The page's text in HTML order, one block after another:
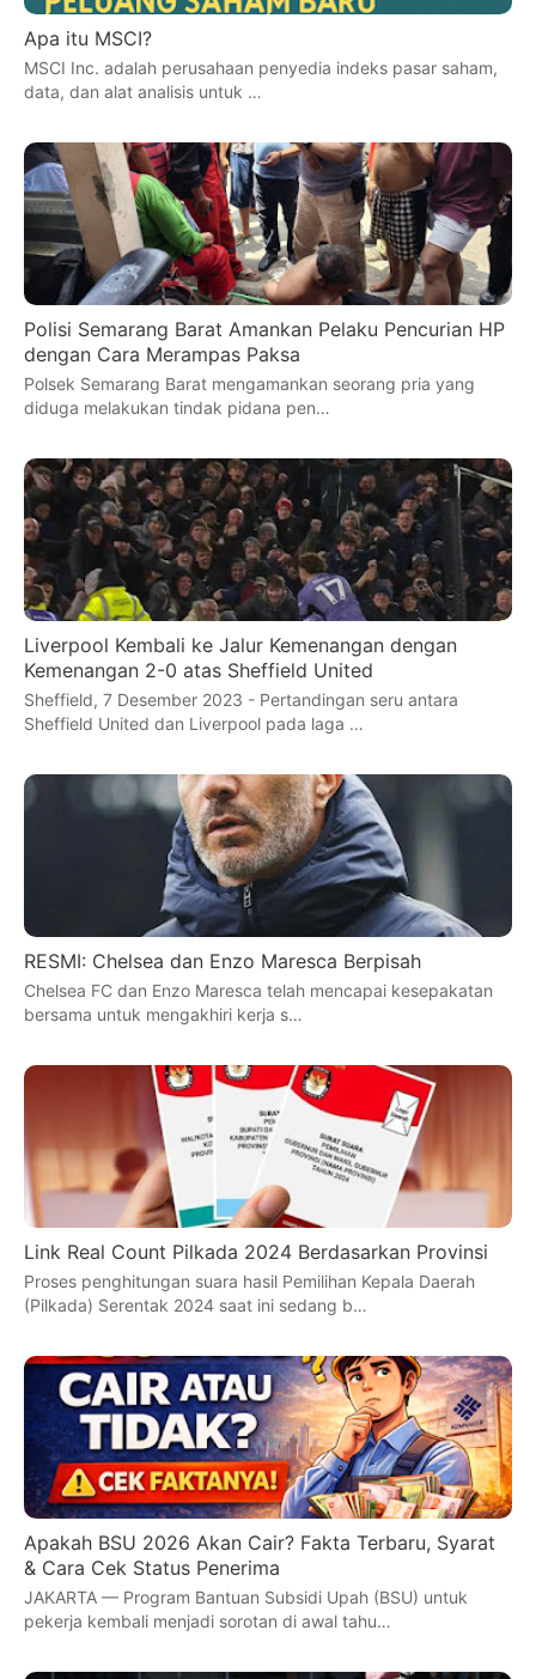
Apa itu MSCI?
MSCI Inc. adalah perusahaan penyedia indeks pasar saham,
data, dan alat analisis untuk …
Polisi Semarang Barat Amankan Pelaku Pencurian HP
dengan Cara Merampas Paksa
Polsek Semarang Barat mengamankan seorang pria yang
diduga melakukan tindak pidana pen…
Liverpool Kembali ke Jalur Kemenangan dengan
Kemenangan 2-0 atas Sheffield United
Sheffield, 7 Desember 2023 - Pertandingan seru antara
Sheffield United dan Liverpool pada laga …
RESMI: Chelsea dan Enzo Maresca Berpisah
Chelsea FC dan Enzo Maresca telah mencapai kesepakatan
bersama untuk mengakhiri kerja s…
Link Real Count Pilkada 2024 Berdasarkan Provinsi
Proses penghitungan suara hasil Pemilihan Kepala Daerah
(Pilkada) Serentak 2024 saat ini sedang b…
Apakah BSU 2026 Akan Cair? Fakta Terbaru, Syarat
& Cara Cek Status Penerima
JAKARTA — Program Bantuan Subsidi Upah (BSU) untuk
pekerja kembali menjadi sorotan di awal tahu…